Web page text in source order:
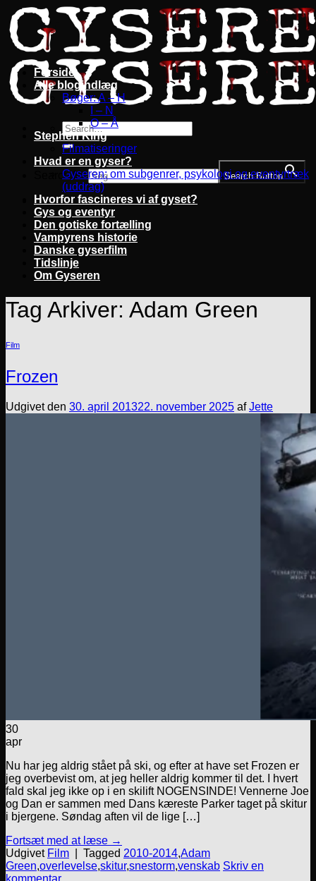
Fortsæt
til
indhold
Search for: Search Button
Forside
Alle blogindlæg
Bøger: A – H
I – N
O – Å
Stephen King
Filmatiseringer
Hvad er en gyser?
Gyseren: om subgenrer, psykologi og eventyrtræk
(uddrag)
Hvorfor fascineres vi af gyset?
Gys og eventyr
Den gotiske fortælling
Vampyrens historie
Danske gyserfilm
Tidslinje
Om Gyseren
Tag Arkiver: Adam Green
Film
Frozen
Udgivet den 30. april 201322. november 2025 afJette
30
apr
Nu har jeg aldrig stået på ski, og efter at have set Frozen er
jeg overbevist om, at jeg heller aldrig kommer til det. I hvert
fald skal jeg ikke op i en skilift NOGENSINDE! Vennerne Joe
og Dan er sammen med Dans kæreste Parker taget på skitur
i bjergene. Søndag aften vil de lige […]
Fortsæt med at læse →
Udgivet Film Tagged 2010-2014,Adam
Green,overlevelse,skitur,snestorm,venskab Skriv en